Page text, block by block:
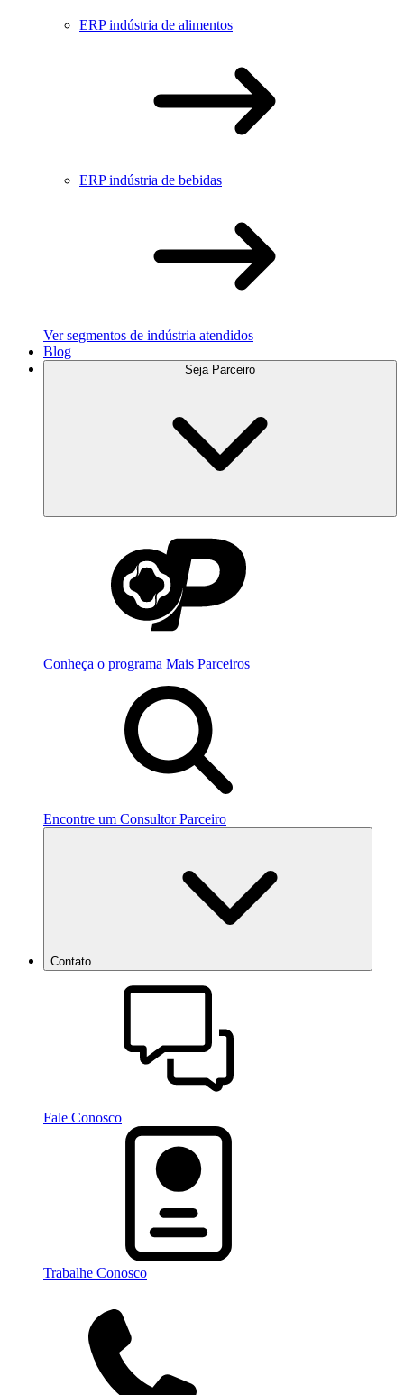
ERP indústria de alimentos
ERP indústria de bebidas
Ver segmentos de indústria atendidos
Blog
Seja Parceiro
Conheça o programa Mais Parceiros
Encontre um Consultor Parceiro
Contato
Fale Conosco
Trabalhe Conosco